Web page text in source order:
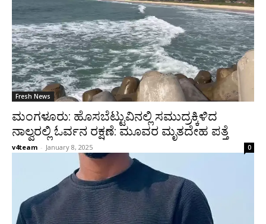
Fresh News
ಮಂಗಳೂರು: ಹೊಸಬೆಟ್ಟುವಿನಲ್ಲಿ ಸಮುದ್ರಕ್ಕಿಳಿದ
ನಾಲ್ವರಲ್ಲಿ ಓರ್ವನ ರಕ್ಷಣೆ: ಮೂವರ ಮೃತದೇಹ ಪತ್ತೆ
v4team - January 8, 2025 0